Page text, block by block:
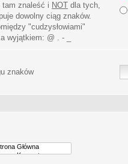
znaleść i NOT dla tych,
dowolny ciąg znaków.
"cudzysłowiami"
wyjątkiem: @ . - _
znaków